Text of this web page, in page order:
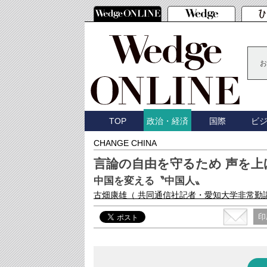
TOP 政治・経済 国際 ビ
CHANGE CHINA
言論の自由を守るため 声を
中国を変える〝中国人〟
古畑康雄 （ 共同通信社記者・愛知大学非常勤